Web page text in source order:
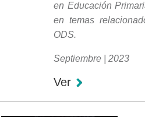
en Educación
en temas
ODS.
Septiembre | 2023
Ver